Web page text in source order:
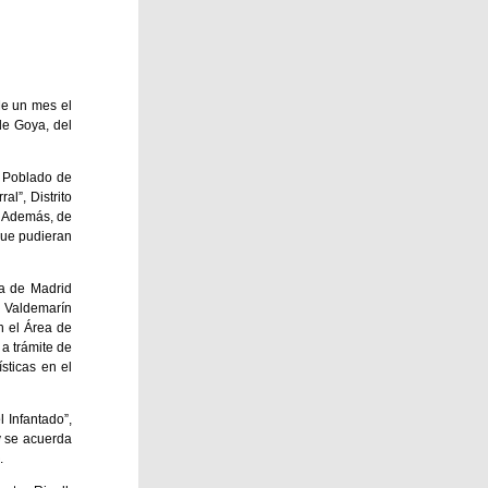
un mes el
Goya, del
de
Distrito
de
pudieran
de Madrid
el Área de
trámite de
en el
Infantado”,
se acuerda